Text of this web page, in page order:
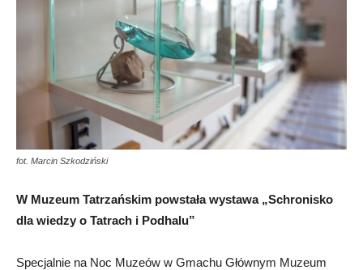
fot. Marcin Szkodziński
W Muzeum Tatrzańskim powstała wystawa „Schronisko
dla wiedzy o Tatrach i Podhalu”
Specjalnie na Noc Muzeów w Gmachu Głównym Muzeum